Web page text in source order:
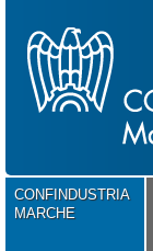
CONFINDUSTRIA
MARCHE